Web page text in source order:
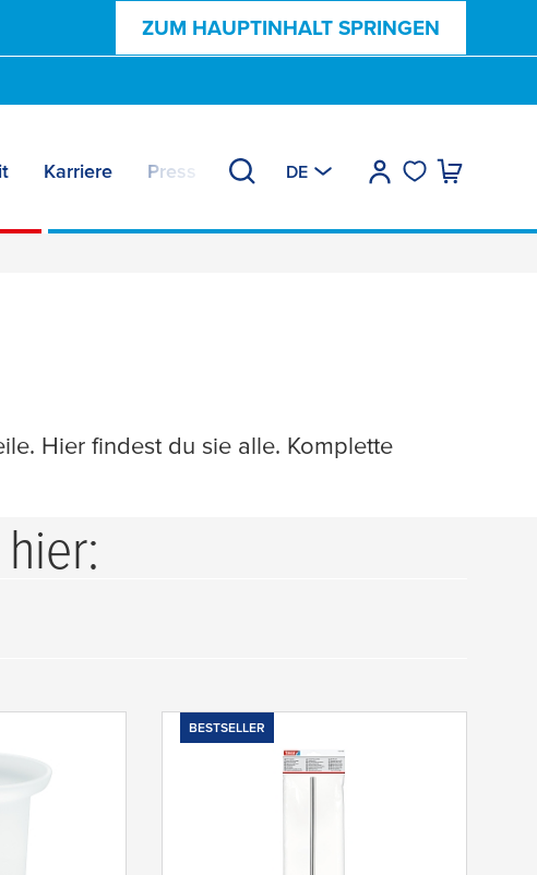
ZUM HAUPTINHALT SPRINGEN
Karriere Press & InsightsDE
Hier findest du sie alle. Komplette
BESTSELLER